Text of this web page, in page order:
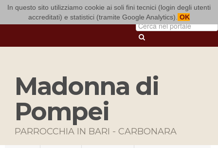
In questo sito utilizziamo cookie ai soli fini tecnici (login degli utenti
accreditati) e statistici (tramite Google Analytics). OK
ARCIDIOCESI DI BARI-BITONTO
Madonna di
Pompei
PARROCCHIA IN BARI - CARBONARA